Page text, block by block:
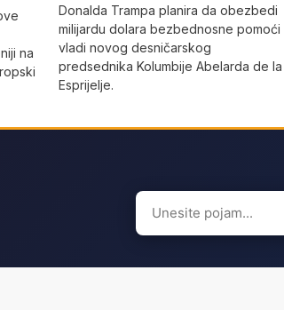
na
Donalda Trampa planira da obezbedi
milijardu dolara bezbednosne pomoći
vladi novog desničarskog
predsednika Kolumbije Abelarda de la
Esprijelje.
Search
for: